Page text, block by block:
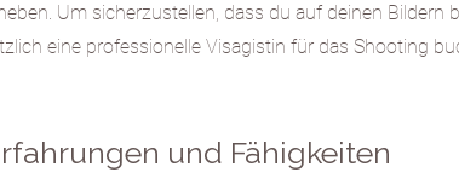
Um sicherzustellen, dass du auf deinen Bildern
eine professionelle Visagistin für das Shooting
und Fähigkeiten